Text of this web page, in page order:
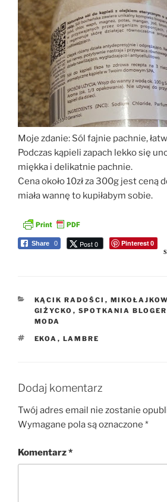
Moje zdanie: Sól fajnie pachnie,
Podczas kąpieli zapach lekko się
miękka i delikatnie pachnie.
Cena około 10zł za 300g jest ceną
miała wannę to kupiłabym sobie.
Share 0 Post 0 Pinterest0
KATEGORIE
KĄCIK RADOŚCI ,
GIŻYCKO , SPOTKANIA
MODA
TAGI
EKOA , LAMBRE
Dodaj komentarz
Twój adres email nie zostanie
Wymagane pola są oznaczone *
Komentarz*